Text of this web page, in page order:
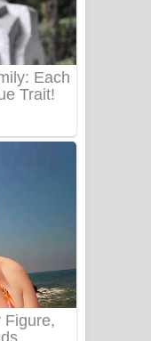
පද පෙළ
- සඳක් ඇවිත්
- ශ්වේත
ඉගිලී ගියා
- රැස් බලන්